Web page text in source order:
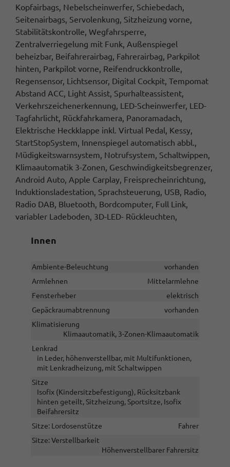
Kopfairbags, Nebelscheinwerfer, Schiebedach,
Seitenairbags, Servolenkung, Sitzheizung vorne,
Stabilitätskontrolle, Wegfahrsperre,
Zentralverriegelung mit Funk, Außenspiegel
beheizbar, Beifahrerairbag, Fahrerairbag, Parkpilot
hinten, Parkpilot vorne, Reifendruckkontrolle,
Regensensor, Lichtsensor, Digital Cockpit, Tempomat
Abstand ACC, Light Assist, Spurhalteassistent,
Verkehrszeichenerkennung, LED-Scheinwerfer, LED-
Tagfahrlicht, Rückfahrkamera, Panoramadach,
Elektrische Heckklappe inkl. Virtual Pedal, Kessy,
StartStopSystem, Innenspiegel automatisch abbl.,
Müdigkeitswarnsystem, Notrufsystem, Schaltwippen,
Klimaautomatik 3-Zonen, Geschwindigkeitsbegrenzer,
Android Auto, Apple Carplay, Freisprecheinrichtung,
Induktionsladestation, Sprachsteuerung, USB, Radio,
Radio DAB, Bluetooth, Bordcomputer, Full Link,
variabler Ladeboden, 3D-LED- Rückleuchten,
Innen
Ambiente-Beleuchtung
vorhanden
Armlehnen
Mittelarmlehne
Fensterheber
elektrisch
Gepäckraumabtrennung
vorhanden
Klimatisierung
Klimaautomatik, 3-Zonen-Klimaautomatik
Lenkrad
in Leder, höhenverstellbar, mit Multifunktionen,
mit Lenkradheizung, mit Schaltwippen
Sitze
Isofix (Kindersitzbefestigung), Rücksitzbank
hinten geteilt, Sitzheizung, Sportsitze, Isofix
Beifahrersitz
Sitze: Lordosenstütze
Fahrer
Sitze: Verstellbarkeit
Höhenverstellbarer Fahrersitz